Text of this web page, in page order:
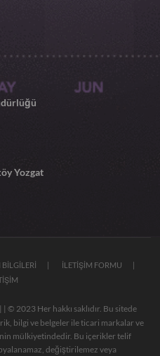
Yozgat
İLETİŞİM FORMU
| | © 2023 Her hakkı saklıdır. Bu sitede
bilgi ve belgeler ile ticari markalar ve
mülkiyetindedir. Bu içerikler telif
değiştirilemez veya